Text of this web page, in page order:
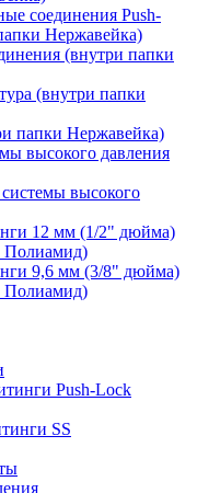
соединения Push-
Нержавейка)
(внутри папки
(внутри папки
папки Нержавейка)
высокого давления
высокого
12 мм (1/2" дюйма)
Полиамид)
9,6 мм (3/8" дюйма)
Полиамид)
Push-Lock
SS